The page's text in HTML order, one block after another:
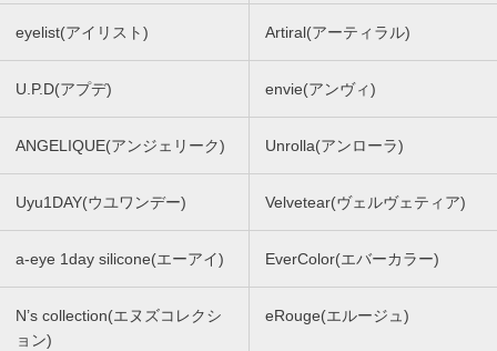
eyelist(アイリスト) Artiral(アーティラル)
U.P.D(アプデ) envie(アンヴィ)
ANGELIQUE(アンジェリーク) Unrolla(アンローラ)
Uyu1DAY(ウユワンデー) Velvetear(ヴェルヴェティア)
a-eye 1day silicone(エーアイ) EverColor(エバーカラー)
N’s collection(エヌズコレクシ
ョン)
eRouge(エルージュ)